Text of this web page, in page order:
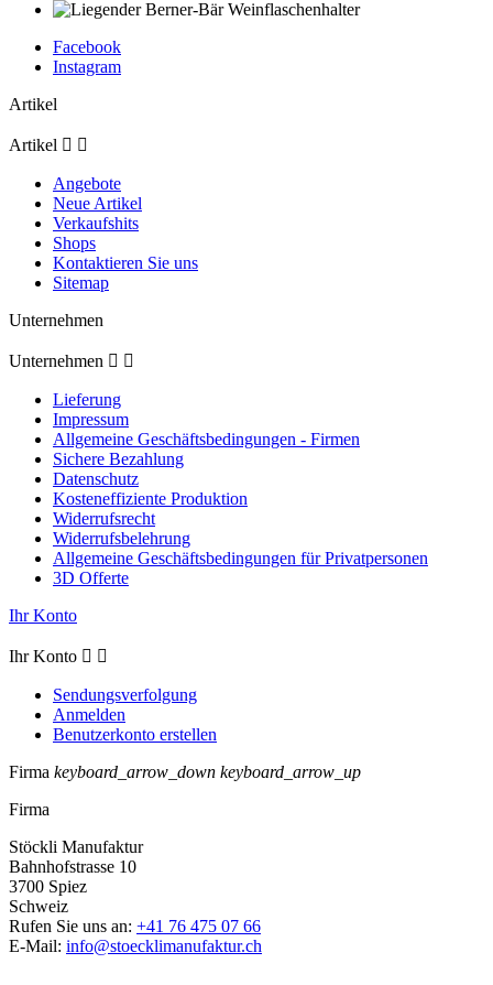
Facebook
Instagram
Artikel
Artikel  
Angebote
Neue Artikel
Verkaufshits
Shops
Kontaktieren Sie uns
Sitemap
Unternehmen
Unternehmen  
Lieferung
Impressum
Allgemeine Geschäftsbedingungen - Firmen
Sichere Bezahlung
Datenschutz
Kosteneffiziente Produktion
Widerrufsrecht
Widerrufsbelehrung
Allgemeine Geschäftsbedingungen für Privatpersonen
3D Offerte
Ihr Konto
Ihr Konto  
Sendungsverfolgung
Anmelden
Benutzerkonto erstellen
Firma keyboard_arrow_down keyboard_arrow_up
Firma
Stöckli Manufaktur
Bahnhofstrasse 10
3700 Spiez
Schweiz
Rufen Sie uns an: +41 76 475 07 66
E-Mail: info@stoecklimanufaktur.ch